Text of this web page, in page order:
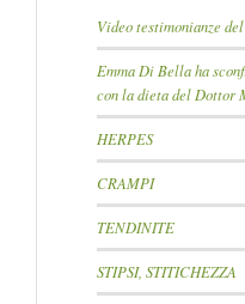
Video testimonianze
Emma Di Bella ha
con la dieta del Dottor
HERPES
CRAMPI
TENDINITE
STIPSI, STITICHEZZA